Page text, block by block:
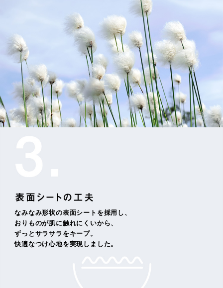
なみなみ形状の表面シートを採用し、
おりものが肌に触れにくいから、
ずっとサラサラをキープ。
快適なつけ心地を実現しました。